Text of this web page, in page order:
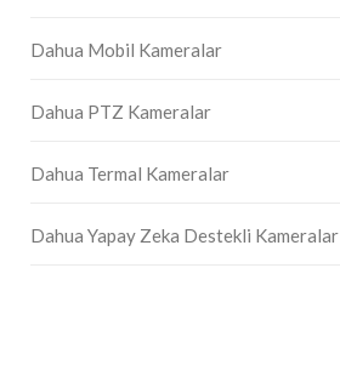
Dahua Mobil Kameralar
Dahua PTZ Kameralar
Dahua Termal Kameralar
Dahua Yapay Zeka Destekli Kameralar